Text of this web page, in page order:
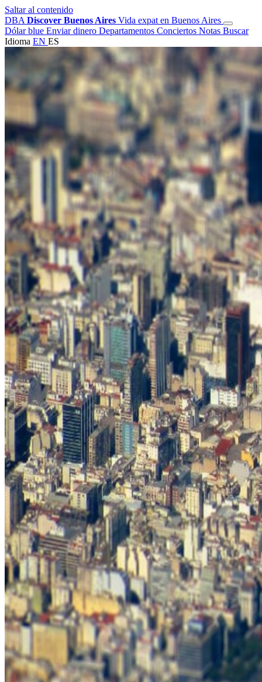
Saltar al contenido
DBA Discover Buenos Aires Vida expat en Buenos Aires
Dólar blue Enviar dinero Departamentos Conciertos Notas Buscar
Idioma EN ES